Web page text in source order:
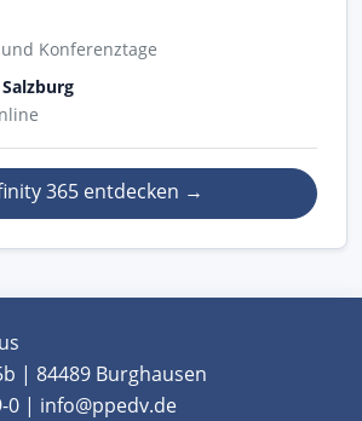
Konferenztage
365 entdecken →
| 84489 Burghausen
0 | info@ppedv.de